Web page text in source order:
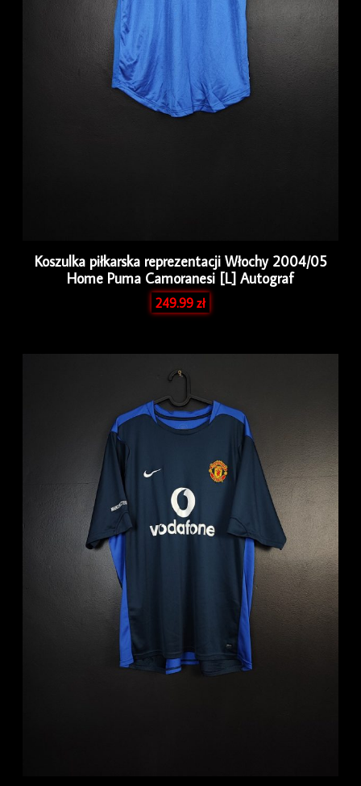
Koszulka piłkarska reprezentacji Włochy 2004/05
Home Puma Camoranesi [L] Autograf
249.99zł